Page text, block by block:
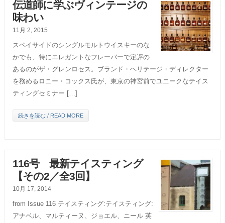
伝道師に学ぶヴィンテージの
味わい
11月 2, 2015
スペイサイドのシングルモルトウイスキーのな
かでも、特にエレガントなフレーバーで定評の
あるのがザ・グレンロセス。ブランド・ヘリテージ・ディレクター
を務めるロニー・コックス氏が、東京の神宮前でユニークなテイス
ティングセミナー […]
続きを読む / READ MORE
116号 最新テイスティング
【その2／全3回】
10月 17, 2014
from Issue 116 テイスティング:テイスティング:
アナベル、マルティーヌ、ジョエル、ニール 英